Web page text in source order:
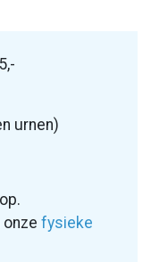
urnen)
op.
onze fysieke